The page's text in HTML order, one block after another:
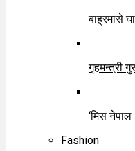
बाह्रमासे
गृहमन्त्री
‘मिस
Fashion